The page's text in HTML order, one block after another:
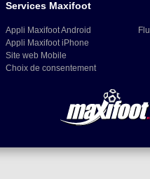
Services Maxifoot
Appli Maxifoot Android
Appli Maxifoot iPhone
Site web Mobile
Choix de consentement